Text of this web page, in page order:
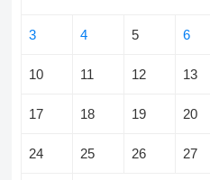
3 4 5 6
10 11 12 13
17 18 19 20
24 25 26 27